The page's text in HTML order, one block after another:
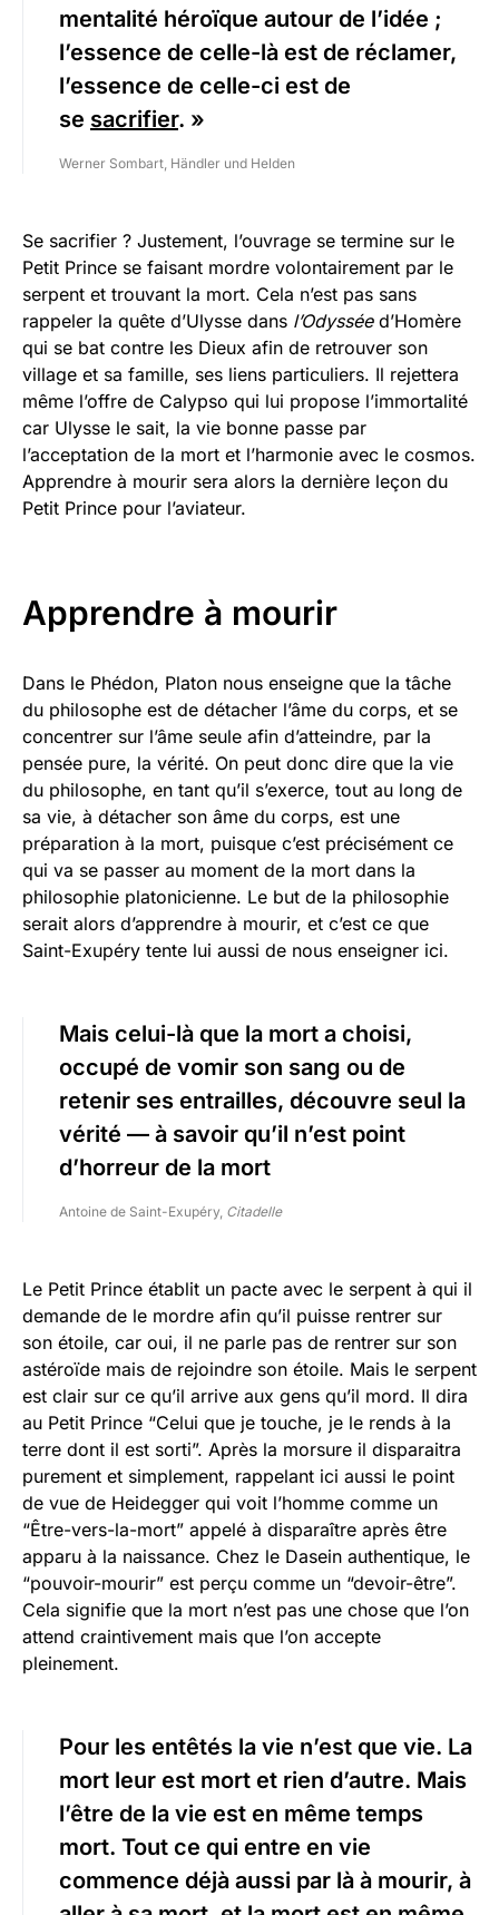
mentalité héroïque autour de l’idée ;
l’essence de celle-là est de réclamer,
l’essence de celle-ci est de
se sacrifier. »
Werner Sombart, Händler und Helden
Se sacrifier ? Justement, l’ouvrage se termine sur le
Petit Prince se faisant mordre volontairement par le
serpent et trouvant la mort. Cela n’est pas sans
rappeler la quête d’Ulysse dans l’Odyssée d’Homère
qui se bat contre les Dieux afin de retrouver son
village et sa famille, ses liens particuliers. Il rejettera
même l’offre de Calypso qui lui propose l’immortalité
car Ulysse le sait, la vie bonne passe par
l’acceptation de la mort et l’harmonie avec le cosmos.
Apprendre à mourir sera alors la dernière leçon du
Petit Prince pour l’aviateur.
Apprendre à mourir
Dans le Phédon, Platon nous enseigne que la tâche
du philosophe est de détacher l’âme du corps, et se
concentrer sur l’âme seule afin d’atteindre, par la
pensée pure, la vérité. On peut donc dire que la vie
du philosophe, en tant qu’il s’exerce, tout au long de
sa vie, à détacher son âme du corps, est une
préparation à la mort, puisque c’est précisément ce
qui va se passer au moment de la mort dans la
philosophie platonicienne. Le but de la philosophie
serait alors d’apprendre à mourir, et c’est ce que
Saint-Exupéry tente lui aussi de nous enseigner ici.
Mais celui-là que la mort a choisi,
occupé de vomir son sang ou de
retenir ses entrailles, découvre seul la
vérité — à savoir qu’il n’est point
d’horreur de la mort
Antoine de Saint-Exupéry, Citadelle
Le Petit Prince établit un pacte avec le serpent à qui il
demande de le mordre afin qu’il puisse rentrer sur
son étoile, car oui, il ne parle pas de rentrer sur son
astéroïde mais de rejoindre son étoile. Mais le serpent
est clair sur ce qu’il arrive aux gens qu’il mord. Il dira
au Petit Prince “Celui que je touche, je le rends à la
terre dont il est sorti”. Après la morsure il disparaitra
purement et simplement, rappelant ici aussi le point
de vue de Heidegger qui voit l’homme comme un
“Être-vers-la-mort” appelé à disparaître après être
apparu à la naissance. Chez le Dasein authentique, le
“pouvoir-mourir” est perçu comme un “devoir-être”.
Cela signifie que la mort n’est pas une chose que l’on
attend craintivement mais que l’on accepte
pleinement.
Pour les entêtés la vie n’est que vie. La
mort leur est mort et rien d’autre. Mais
l’être de la vie est en même temps
mort. Tout ce qui entre en vie
commence déjà aussi par là à mourir, à